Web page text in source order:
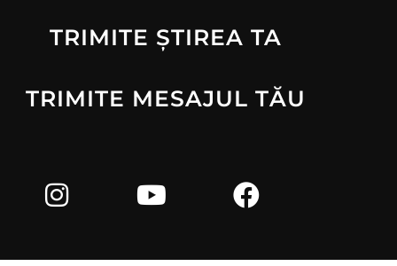
TRIMITE ȘTIREA TA
TRIMITE MESAJUL TĂU